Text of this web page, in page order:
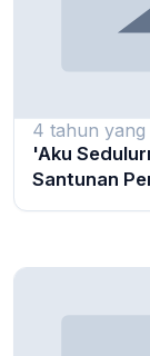
4 tahun yang
'Aku
Santunan